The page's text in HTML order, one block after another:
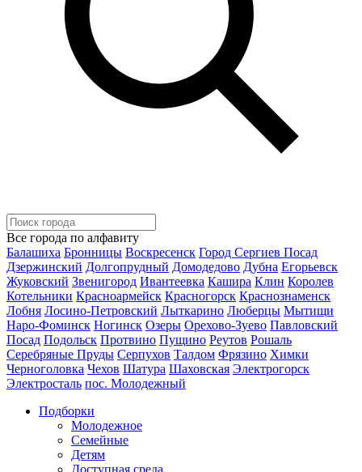
Все города по алфавиту
Балашиха Бронницы Воскресенск Город Сергиев Посад
Дзержинский Долгопрудный Домодедово Дубна Егорьевск
Жуковский Звенигород Ивантеевка Кашира Клин Королев
Котельники Красноармейск Красногорск Краснознаменск
Лобня Лосино-Петровский Лыткарино Люберцы Мытищи
Наро-Фоминск Ногинск Озеры Орехово-Зуево Павловский
Посад Подольск Протвино Пущино Реутов Рошаль
Серебряные Пруды Серпухов Талдом Фрязино Химки
Черноголовка Чехов Шатура Шаховская Электрогорск
Электросталь пос. Молодежный
Подборки
Молодежное
Семейные
Детям
Доступная среда